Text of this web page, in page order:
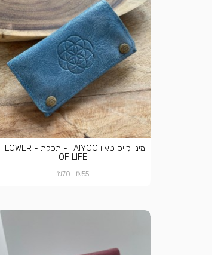
מיני קייס טאיו TAIYOO - תכלת - FLOWER
OF LIFE
₪55
₪70